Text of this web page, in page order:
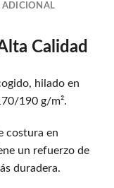
ADICIONAL
Calidad
hilado en
190 g/m².
costura en
un refuerzo de
duradera.